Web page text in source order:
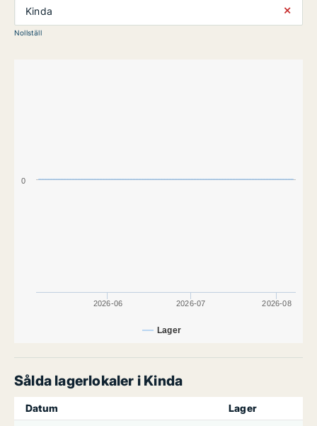
Kinda
⨯
Nollställ
Lager
2026-06 2026-07 2026-08
0
Sålda lagerlokaler i Kinda
Datum
Lager